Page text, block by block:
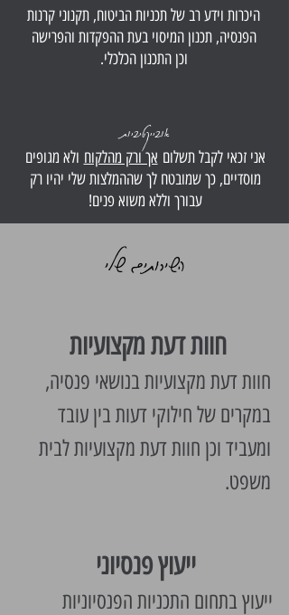
היכרות וידע רב של תכניות הביטוח, תקנוני קרנות
הפנסיה, תכנון המיסוי בעת ההפקדות והפרישה
וכן התכנון הכלכלי.
אובייקטיביות
אני זכאי לקבל תשלום אך ורק מהלקוח ולא מגופים
מוסדיים, כך שמובטח לך שההמלצות שלי יהיו רק
עבורך וללא משוא פנים!
השירותים שלי
חוות דעת מקצועיות
חוות דעת מקצועיות בנושאי פנסיה,
במקרים של חילוקי דעות בין עובד
ומעביד וכן חוות דעת מקצועיות לבית
משפט.
ייעוץ פנסיוני
ייעוץ בתחום התכניות הפנסיוניות